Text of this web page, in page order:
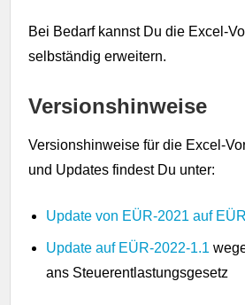
Bei Bedarf kannst Du die Excel-
selbständig erweitern.
Versionshinweise
Versionshinweise für die Excel-
und Updates findest Du unter:
Update von EÜR-2021 auf
Update auf EÜR-2022-1.1
ans Steuerentlastungsgesetz